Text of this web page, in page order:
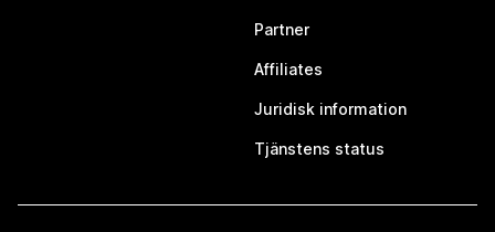
Partner
Affiliates
Juridisk information
Tjänstens status